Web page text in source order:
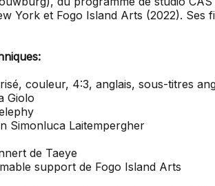
York et Fogo Island Arts (2022). Ses
couleur, 4:3, anglais, sous-titres
Giolo
Simonluca Laitempergher
de Taeye
support de Fogo Island Arts